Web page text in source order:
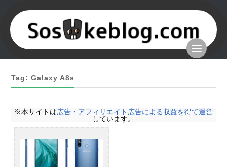
Tag: Galaxy A8s
※本サイトは広告・アフィリエイト広告による収益を得て運営
しています。